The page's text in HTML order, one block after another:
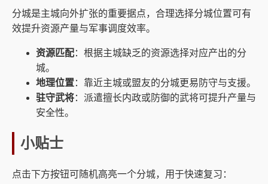
分城是主城向外扩张的重要据点，合理选择分城位置可有
效提升资源产量与军事调度效率。
资源匹配：根据主城缺乏的资源选择对应产出的分
城。
地理位置：靠近主城或盟友的分城更易防守与支援。
驻守武将：派遣擅长内政或防御的武将可提升产量与
安全性。
小贴士
点击下方按钮可随机高亮一个分城，用于快速复习：